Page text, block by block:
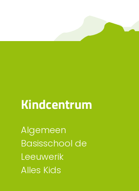
Kindcentrum
Algemeen
Basisschool de
Leeuwerik
Alles Kids